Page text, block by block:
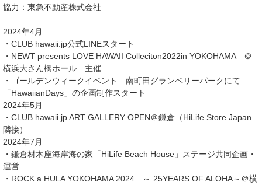
協力：東急不動産株式会社
2024年4月
・CLUB hawaii.jp公式LINEスタート
・NEWT presents LOVE HAWAII Colleciton2022in YOKOHAMA ＠
横浜大さん橋ホール 主催
・ゴールデンウィークイベント 南町田グランベリーパークにて
「HawaiianDays」の企画制作スタート
2024年5月
・CLUB hawaii.jp ART GALLERY OPEN＠鎌倉（HiLife Store Japan
隣接）
2024年7月
・鎌倉材木座海岸海の家「HiLife Beach House」ステージ共同企画・
運営
・ROCK a HULA YOKOHAMA 2024 ～ 25YEARS OF ALOHA～＠横